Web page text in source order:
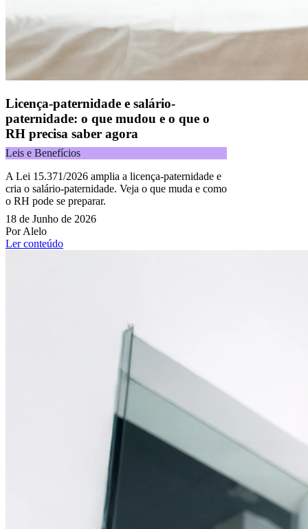
Licença-paternidade e salário-
paternidade: o que mudou e o que o
RH precisa saber agora
Leis e Benefícios
A Lei 15.371/2026 amplia a licença-paternidade e
cria o salário-paternidade. Veja o que muda e como
o RH pode se preparar.
18 de Junho de 2026
Por Alelo
Ler conteúdo